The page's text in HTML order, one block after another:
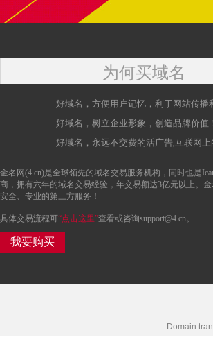
为何买域名
好域名，方便用户记忆，利于网站传播
好域名，树立企业形象，创造品牌价值！
好域名，永远不交费的活广告,互联网上
金名网(4.cn)是全球领先的域名交易服务机构，同时也是
商，拥有六年的域名交易经验，年交易额达3亿元以上。金
安全、专业的第三方服务！
具体交易流程可“点击这里”查看或咨询support@4.cn。
我要购买
Domain